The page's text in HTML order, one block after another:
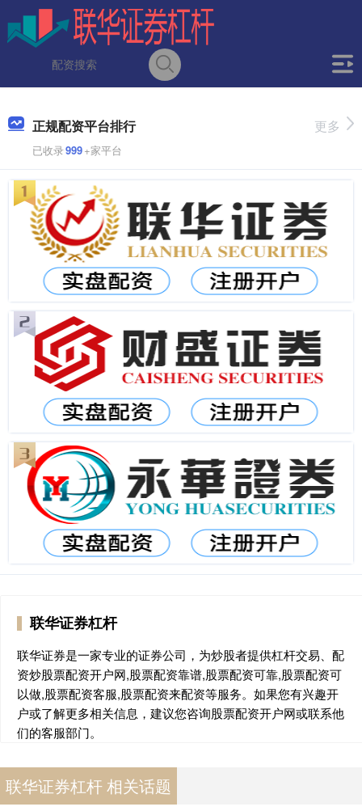
正规配资平台排行
已收录999+家平台
更多
联华证券杠杆
联华证券是一家专业的证券公司，为炒股者提供杠杆交易、配
资炒股票配资开户网,股票配资靠谱,股票配资可靠,股票配资可
以做,股票配资客服,股票配资来配资等服务。如果您有兴趣开
户或了解更多相关信息，建议您咨询股票配资开户网或联系他
们的客服部门。
联华证券杠杆 相关话题